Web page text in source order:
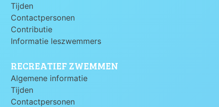
Tijden
Contactpersonen
Contributie
Informatie leszwemmers
RECREATIEF ZWEMMEN
Algemene informatie
Tijden
Contactpersonen